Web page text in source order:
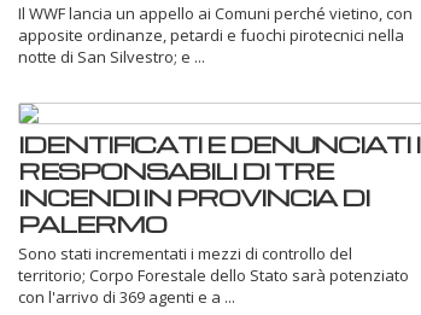
Il WWF lancia un appello ai Comuni perché vietino, con
apposite ordinanze, petardi e fuochi pirotecnici nella
notte di San Silvestro; e ...
IDENTIFICATI E DENUNCIATI I
RESPONSABILI DI TRE
INCENDI IN PROVINCIA DI
PALERMO
Sono stati incrementati i mezzi di controllo del
territorio; Corpo Forestale dello Stato sarà potenziato
con l'arrivo di 369 agenti e a ...